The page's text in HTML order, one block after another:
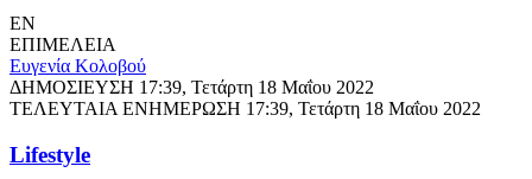
EN
ΕΠΙΜΕΛΕΙΑ
Ευγενία Κολοβού
ΔΗΜΟΣΙΕΥΣΗ 17:39, Τετάρτη 18 Μαΐου 2022
ΤΕΛΕΥΤΑΙΑ ΕΝΗΜΕΡΩΣΗ 17:39, Τετάρτη 18 Μαΐου 2022
Lifestyle